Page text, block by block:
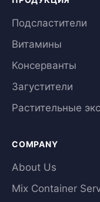
Подсластители
Витамины
Консерванты
Загустители
Растительные
COMPANY
About Us
Mix Container